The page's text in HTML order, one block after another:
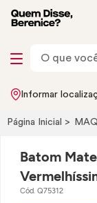
Informar
Página Inicial
Batom
Cód. Q75312